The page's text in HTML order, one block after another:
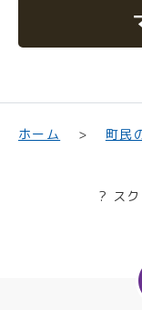
ホーム 町民
? ス